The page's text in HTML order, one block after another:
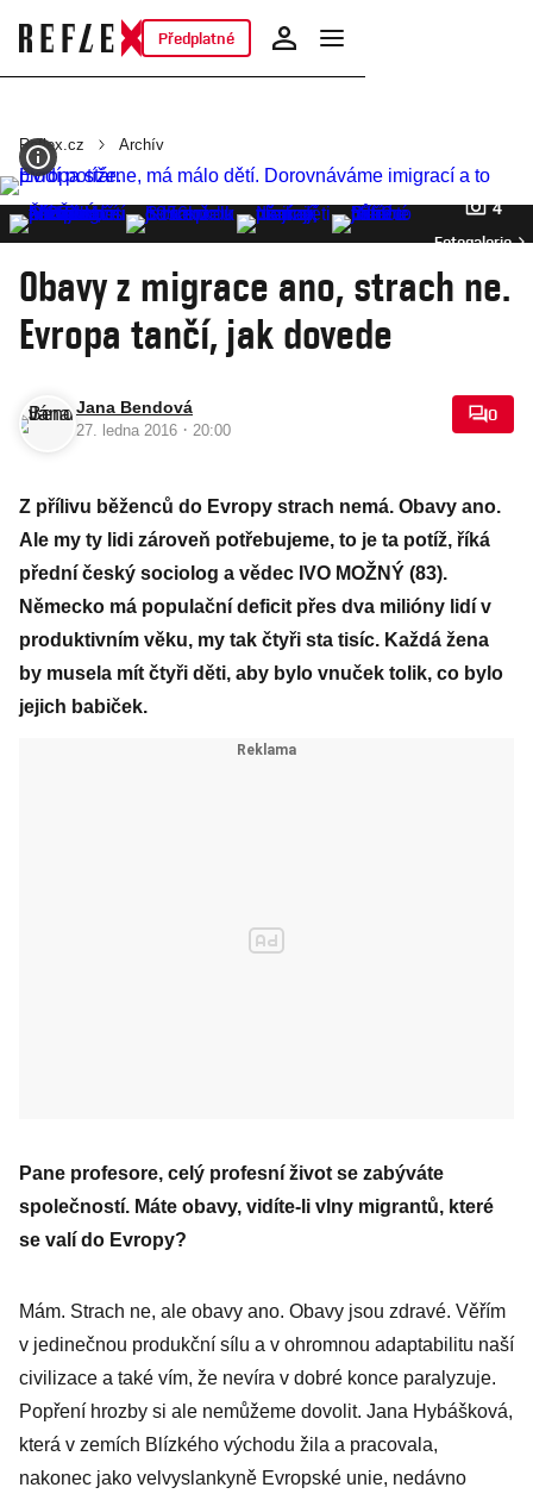
Předplatné
Reflex.cz Archív
4
Fotogalerie
Obavy z migrace ano, strach ne.
Evropa tančí, jak dovede
Jana Bendová
27. ledna 2016 · 20:00
0
Z přílivu běženců do Evropy strach nemá. Obavy ano.
Ale my ty lidi zároveň potřebujeme, to je ta potíž, říká
přední český sociolog a vědec IVO MOŽNÝ (83).
Německo má populační deficit přes dva milióny lidí v
produktivním věku, my tak čtyři sta tisíc. Každá žena
by musela mít čtyři děti, aby bylo vnuček tolik, co bylo
jejich babiček.
Pane profesore, celý profesní život se zabýváte
společností. Máte obavy, vidíte-li vlny migrantů, které
se valí do Evropy?
Mám. Strach ne, ale obavy ano. Obavy jsou zdravé. Věřím
v jedinečnou produkční sílu a v ohromnou adaptabilitu naší
civilizace a také vím, že nevíra v dobré konce paralyzuje.
Popření hrozby si ale nemůžeme dovolit. Jana Hybášková,
která v zemích Blízkého východu žila a pracovala,
nakonec jako velvyslankyně Evropské unie, nedávno